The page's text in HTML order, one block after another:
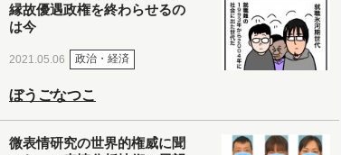
縁故優遇政権を終わらせるの
は今
2021.05.06 政治・経済
ぼうごなつこ
微表情研究の世界的権威に聞